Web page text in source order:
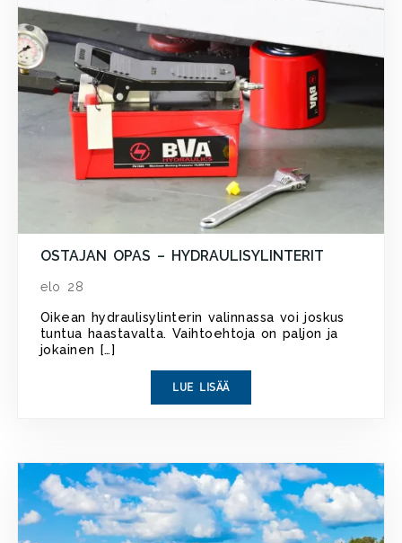
OSTAJAN OPAS – HYDRAULISYLINTERIT
elo 28
Oikean hydraulisylinterin valinnassa voi joskus
tuntua haastavalta. Vaihtoehtoja on paljon ja
jokainen […]
LUE LISÄÄ